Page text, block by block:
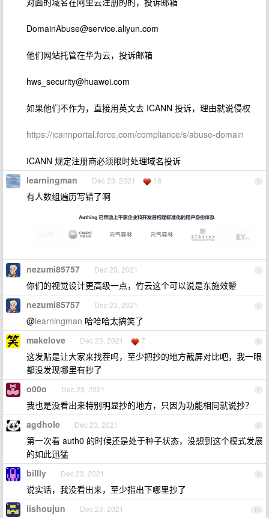
DomainAbuse@service.aliyun.com
他们网站托管在华为云，投诉邮箱
hws_security@huawei.com
如果他们不作为，直接用英文去 ICANN 投诉，理由就说侵权
https://icannportal.force.com/compliance/s/abuse-domain
ICANN 规定注册商必须限时处理域名投诉
3
learningman Dec 23, 2021 18
有人数组遍历写错了啊
4
nezumi85757 Dec 23, 2021
你们的视觉设计更高级一点，竹云这个可以说是东施效颦
5
nezumi85757 Dec 23, 2021
@learningman 哈哈哈太搞笑了
6
makelove Dec 23, 2021 7
这发贴是让大家来找茬吗，至少把抄的地方截屏对比吧，我一眼
都没发现哪里有抄了
7
o00o Dec 23, 2021
我也是没看出来特别明显抄的地方，只因为功能相同就说抄？
8
agdhole Dec 23, 2021
第一次看 auth0 的时候还是处于种子状态，没想到这个模式发展
的如此迅猛
9
billly Dec 23, 2021
说实话，我没看出来，至少指出下哪里抄了
10
lishoujun Dec 23, 2021